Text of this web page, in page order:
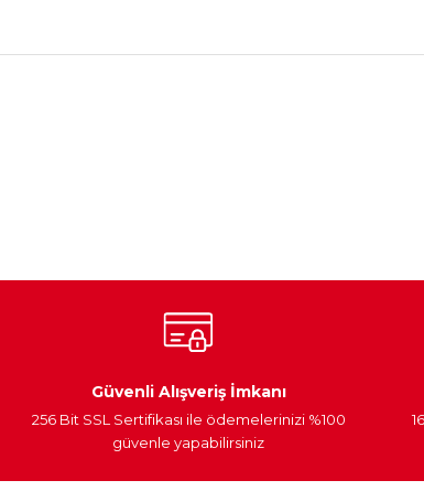
Ateşleme Sistemi
Güvenli Alışveriş İmkanı
256 Bit SSL Sertifikası ile ödemelerinizi %100
güvenle yapabilirsiniz